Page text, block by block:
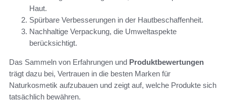
Haut.
Spürbare Verbesserungen in der Hautbeschaffenheit.
Nachhaltige Verpackung, die Umweltaspekte
berücksichtigt.
Das Sammeln von Erfahrungen und Produktbewertungen
trägt dazu bei, Vertrauen in die besten Marken für
Naturkosmetik aufzubauen und zeigt auf, welche Produkte sich
tatsächlich bewähren.